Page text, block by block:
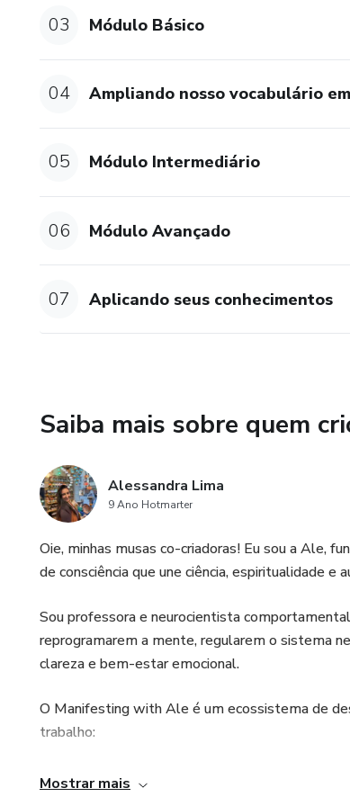
03 Módulo Básico
04 Ampliando nosso vocabulário
05 Módulo Intermediário
06 Módulo Avançado
07 Aplicando seus conhecimentos
Saiba mais sobre quem
Alessandra Lima
9 Ano Hotmarter
Oie, minhas musas co-criadoras! Eu sou a Ale,
de consciência que une ciência, espiritualidade
Sou professora e neurocientista
reprogramarem a mente, regularem o sistema
clareza e bem-estar emocional.
O Manifesting with Ale é um ecossistema de
trabalho:
💙 Podcast Manifesting with Ale, onde ensino
Mostrar mais